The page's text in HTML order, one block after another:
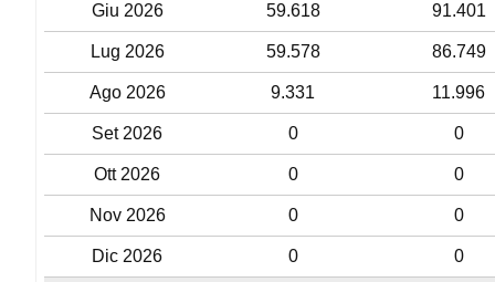
Giu 2026 59.618 91.401
Lug 2026 59.578 86.749
Ago 2026 9.331 11.996
Set 2026 0 0
Ott 2026 0 0
Nov 2026 0 0
Dic 2026 0 0